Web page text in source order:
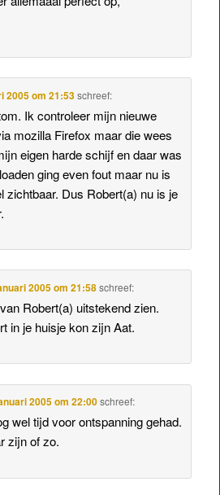
2005 om 21:53 schreef:
Ik controleer mijn nieuwe
mozilla Firefox maar die wees
eigen harde schijf en daar was
ging even fout maar nu is
zichtbaar. Dus Robert(a) nu is je
2005 om 21:58 schreef:
Robert(a) uitstekend zien.
in je huisje kon zijn Aat.
2005 om 22:00 schreef:
wel tijd voor ontspanning gehad.
zijn of zo.